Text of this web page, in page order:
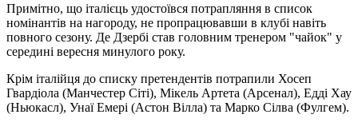
Примітно, що італієць удостоївся потрапляння в список
номінантів на нагороду, не пропрацювавши в клубі навіть
повного сезону. Де Дзербі став головним тренером "чайок" у
середині вересня минулого року.
Крім італійця до списку претендентів потрапили Хосеп
Гвардіола (Манчестер Сіті), Мікель Артета (Арсенал), Едді Хау
(Ньюкасл), Унаї Емері (Астон Вілла) та Марко Сілва (Фулгем).